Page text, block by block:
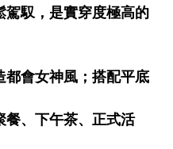
馭，是實穿度極高的
會女神風；搭配平底
、下午茶、正式活